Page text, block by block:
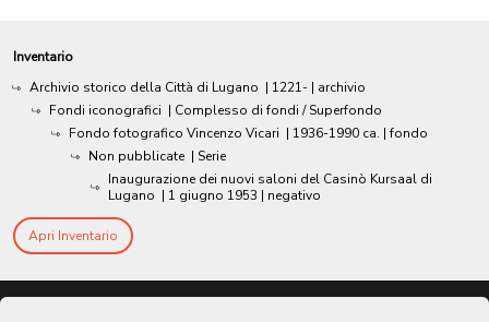
Inventario
Archivio storico della Città di Lugano | 1221- | archivio
Fondi iconografici | Complesso di fondi / Superfondo
Fondo fotografico Vincenzo Vicari | 1936-1990 ca. | fondo
Non pubblicate | Serie
Inaugurazione dei nuovi saloni del Casinò Kursaal di
Lugano | 1 giugno 1953 | negativo
Apri Inventario